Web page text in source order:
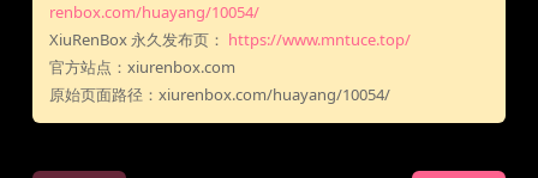
renbox.com/huayang/10054/
XiuRenBox 永久发布页： https://www.mntuce.top/
官方站点：xiurenbox.com
原始页面路径：xiurenbox.com/huayang/10054/